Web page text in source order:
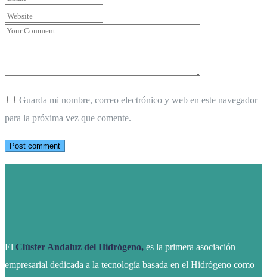
Guarda mi nombre, correo electrónico y web en este navegador
para la próxima vez que comente.
El Clúster Andaluz del Hidrógeno, es la primera asociación
empresarial dedicada a la tecnología basada en el Hidrógeno como